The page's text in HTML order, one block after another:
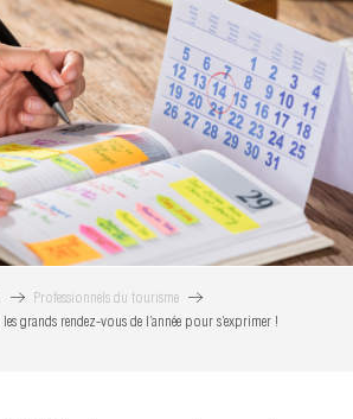
Professionnels du tourisme
grands rendez-vous de l’année pour s’exprimer !
2026 : LES